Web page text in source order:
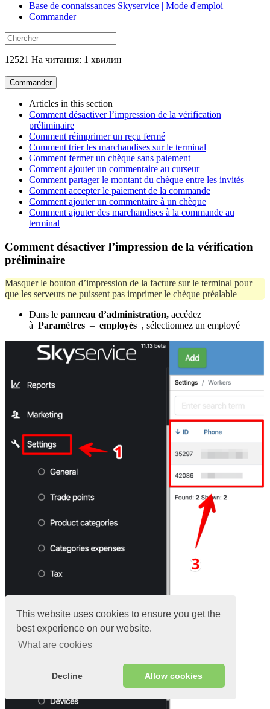
This website uses cookies to ensure you get the
best experience on our website.
What are cookies
Decline Allow cookies
Base de connaissances Skyservice | Mode d'emploi
Commander
12521 На читання: 1 хвилин
Commander
Articles in this section
Comment désactiver l’impression de la vérification
préliminaire
Comment réimprimer un reçu fermé
Comment trier les marchandises sur le terminal
Comment fermer un chèque sans paiement
Comment ajouter un commentaire au curseur
Comment partager le montant du chèque entre les invités
Comment accepter le paiement de la commande
Comment ajouter un commentaire à un chèque
Comment ajouter des marchandises à la commande au
terminal
Comment désactiver l’impression de la vérification
préliminaire
Masquer le bouton d’impression de la facture sur le terminal pour
que les serveurs ne puissent pas imprimer le chèque préalable
Dans le panneau d’administration, accédez
à Paramètres – employés , sélectionnez un employé